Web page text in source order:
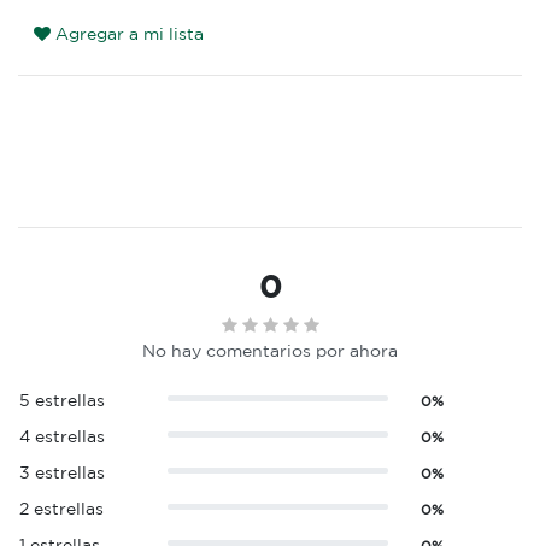
Agregar a mi lista
0
No hay comentarios por ahora
5 estrellas 0%
4 estrellas 0%
3 estrellas 0%
2 estrellas 0%